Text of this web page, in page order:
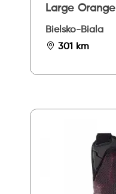
Large Orange
Bielsko-Biala
301 km